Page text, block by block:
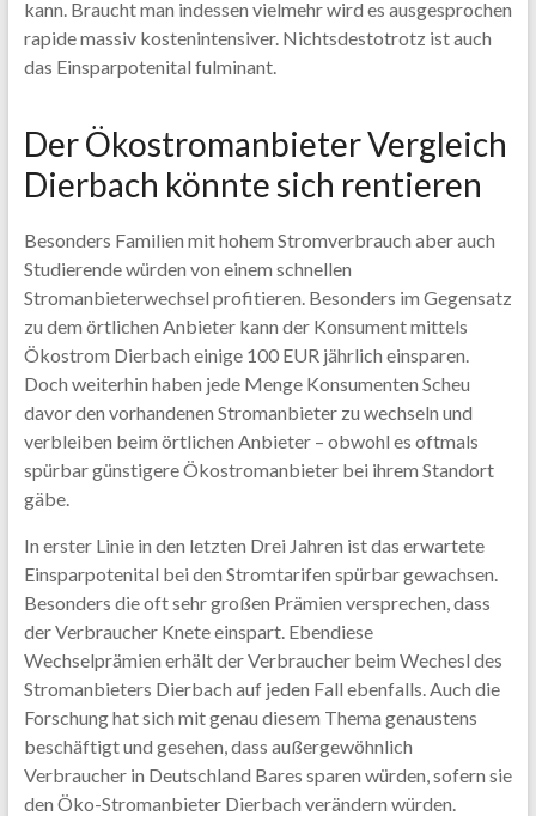
kann. Braucht man indessen vielmehr wird es ausgesprochen
rapide massiv kostenintensiver. Nichtsdestotrotz ist auch
das Einsparpotenital fulminant.
Der Ökostromanbieter Vergleich
Dierbach könnte sich rentieren
Besonders Familien mit hohem Stromverbrauch aber auch
Studierende würden von einem schnellen
Stromanbieterwechsel profitieren. Besonders im Gegensatz
zu dem örtlichen Anbieter kann der Konsument mittels
Ökostrom Dierbach einige 100 EUR jährlich einsparen.
Doch weiterhin haben jede Menge Konsumenten Scheu
davor den vorhandenen Stromanbieter zu wechseln und
verbleiben beim örtlichen Anbieter – obwohl es oftmals
spürbar günstigere Ökostromanbieter bei ihrem Standort
gäbe.
In erster Linie in den letzten Drei Jahren ist das erwartete
Einsparpotenital bei den Stromtarifen spürbar gewachsen.
Besonders die oft sehr großen Prämien versprechen, dass
der Verbraucher Knete einspart. Ebendiese
Wechselprämien erhält der Verbraucher beim Wechesl des
Stromanbieters Dierbach auf jeden Fall ebenfalls. Auch die
Forschung hat sich mit genau diesem Thema genaustens
beschäftigt und gesehen, dass außergewöhnlich
Verbraucher in Deutschland Bares sparen würden, sofern sie
den Öko-Stromanbieter Dierbach verändern würden.